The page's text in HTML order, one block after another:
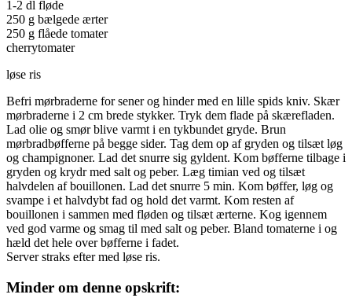
1-2 dl fløde
250 g bælgede ærter
250 g flåede tomater
cherrytomater
løse ris
Befri mørbraderne for sener og hinder med en lille spids kniv. Skær
mørbraderne i 2 cm brede stykker. Tryk dem flade på skærefladen.
Lad olie og smør blive varmt i en tykbundet gryde. Brun
mørbradbøfferne på begge sider. Tag dem op af gryden og tilsæt løg
og champignoner. Lad det snurre sig gyldent. Kom bøfferne tilbage i
gryden og krydr med salt og peber. Læg timian ved og tilsæt
halvdelen af bouillonen. Lad det snurre 5 min. Kom bøffer, løg og
svampe i et halvdybt fad og hold det varmt. Kom resten af
bouillonen i sammen med fløden og tilsæt ærterne. Kog igennem
ved god varme og smag til med salt og peber. Bland tomaterne i og
hæld det hele over bøfferne i fadet.
Server straks efter med løse ris.
Minder om denne opskrift: